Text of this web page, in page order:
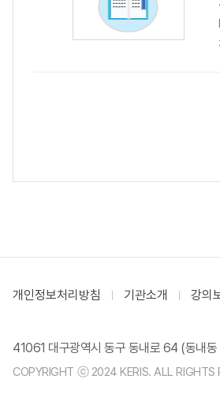
개인정보처리방침 기관소개 강의
41061 대구광역시 동구 동내로 64 (동내
COPYRIGHT ⓒ 2024 KERIS. ALL RIGHTS